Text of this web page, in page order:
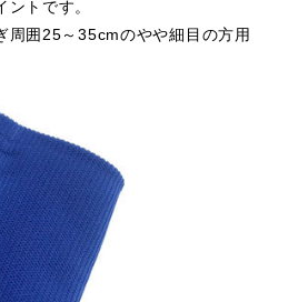
トです。
周囲25～35cmのやや細目の方用